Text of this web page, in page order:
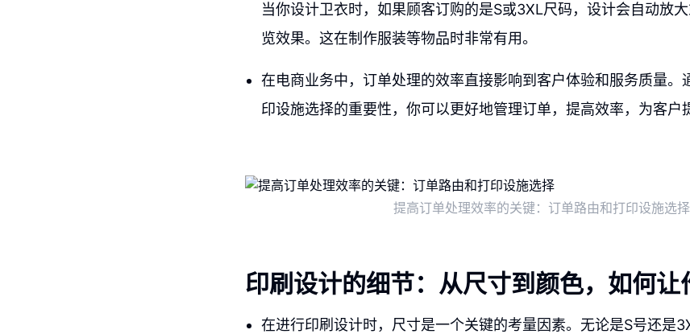
当你设计卫衣时，如果顾客订购的是S或3XL尺码，设计会自动放
览效果。这在制作服装等物品时非常有用。
在电商业务中，订单处理的效率直接影响到客户体验和服务质量。
印设施选择的重要性，你可以更好地管理订单，提高效率，为客户
提高订单处理效率的关键：订单路由和打印设施选择
印刷设计的细节：从尺寸到颜色，如何让
在进行印刷设计时，尺寸是一个关键的考量因素。无论是S号还是